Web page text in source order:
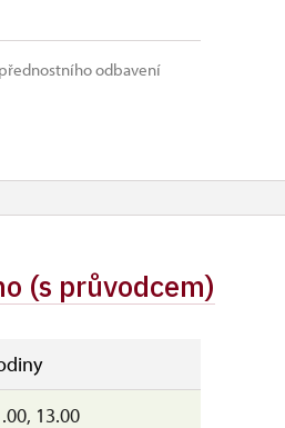
odbavení
(s průvodcem)
13.00